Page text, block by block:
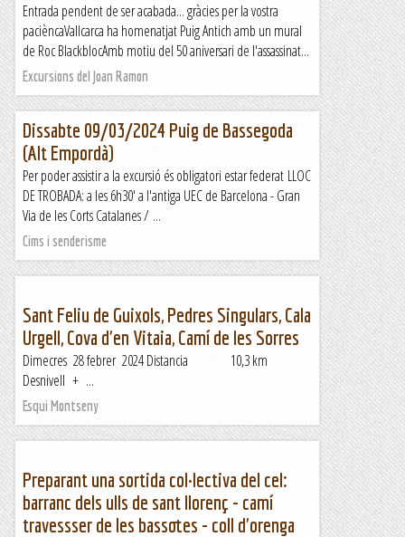
Entrada pendent de ser acabada... gràcies per la vostra
pacièncaVallcarca ha homenatjat Puig Antich amb un mural
de Roc BlackblocAmb motiu del 50 aniversari de l'assassinat...
Excursions del Joan Ramon
Dissabte 09/03/2024 Puig de Bassegoda
(Alt Empordà)
Per poder assistir a la excursió és obligatori estar federat LLOC
DE TROBADA: a les 6h30' a l'antiga UEC de Barcelona - Gran
Via de les Corts Catalanes / ...
Cims i senderisme
Sant Feliu de Guixols, Pedres Singulars, Cala
Urgell, Cova d'en Vitaia, Camí de les Sorres
Dimecres 28 febrer 2024 Distancia 10,3 km
Desnivell + ...
Esqui Montseny
Preparant una sortida col·lectiva del cel:
barranc dels ulls de sant llorenç - camí
travessser de les bassotes - coll d'orenga